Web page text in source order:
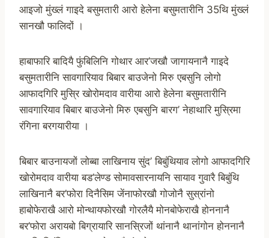
आइजो मुंख्लं गाइदे बसुमतारी आरो हेलेना बसुमतारीनि 35थि मुंख्लं
सानखौ फालिदों ।
हाबाफारि बादियै फुंबिलिनि गोथार आर’जखौ जागायनानै गाइदे
बसुमतारीनि सावगारियाव बिबार बाउजेनो मिरु एबसुनि लोगो
आफादगिरि मुस्रि खोरोमदाव वारीया आरो हेलेना बसुमतारीनि
सावगारियाव बिबार बाउजेनो मिरु एबसुनि बारग’ नेहाथारि मुस्रिमा
रंगिना बरगयारीया ।
बिबार बाउनायजों लोब्बा लाखिनाय सुंद’ बिबुंथियाव लोगो आफादगिरि
खोरोमदाव वारीया बड’लेण्ड सोमावसारनायनि सायाव गुवारै बिबुंथि
लाखिनानै बर’फोरा दिनैसिम जेंनाफोरखौ गोजोनै सुस्रांनो
हाबोफेराखै आरो मोन्थायफोरखौ गोरलैयै मोनबोफेराखै होननानै
बर’फोरा अरायबो बिग्रायारि सानस्रिजों थांनानै थानांगोन होननानै